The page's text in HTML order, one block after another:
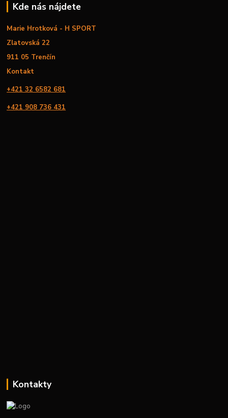
Kde nás nájdete
Marie Hrotková - H SPORT
Zlatovská 22
911 05 Trenčín
Kontakt
+421 32 6582 681
+421 908 736 431
Kontakty